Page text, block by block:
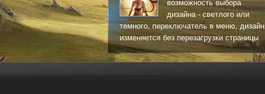
возможность выбора
дизайна - светлого или
темного, переключатель в меню, дизайн
изменяется без перезагрузки страницы